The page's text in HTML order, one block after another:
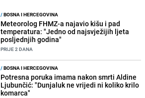
/BOSNA I HERCEGOVINA
Meteorolog FHMZ-a najavio kišu i pad
temperatura: "Jedno od najsvježijih ljeta
posljednjih godina"
PRIJE 2 DANA
/BOSNA I HERCEGOVINA
Potresna poruka imama nakon smrti Aldine
Ljubunčić: "Dunjaluk ne vrijedi ni koliko krilo
komarca"